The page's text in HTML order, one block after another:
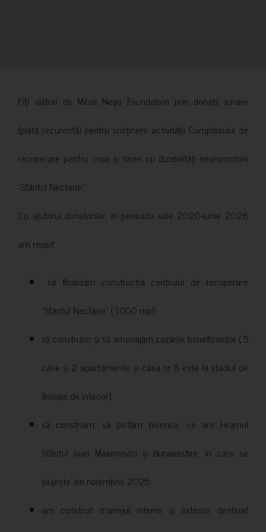
Fiți alături de Mihai Neșu Foundation prin donații lunare
(plată recurentă) pentru susținere activității Complexului de
recuperare pentru copii și tineri cu dizabilități neuromotorii
”Sfântul Nectarie”.
Cu ajutorul donatorilor, în perioada iulie 2020-iunie 2026
am reușit:
să finalizăm construcția centrului de recuperare
”Sfântul Nectarie” ( 1000 mp);
să construim și să amenajăm cazările beneficiarilor ( 5
case și 2 apartamente și casa nr 8 este la stadiul de
finisaje de interior);
să construim, să pictăm biserica, ce are Hramul
Sfântul Ioan Maximovici și Bunavestire, în care se
slujește din noiembrie 2025;
am construit manejul interior și exterior, destinat